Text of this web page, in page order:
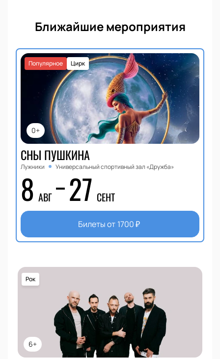
Ближайшие мероприятия
0+
Цирк
Популярное
СНЫ ПУШКИНА
Лужники Универсальный спортивный зал «Дружба»
8 АВГ 27 СЕНТ
Билеты от 1700₽
6+
Рок